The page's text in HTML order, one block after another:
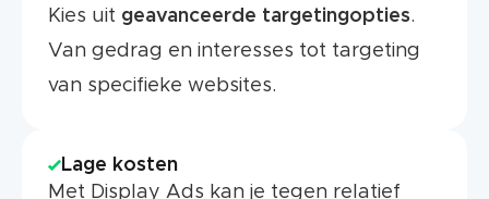
Kies uit geavanceerde targetingopties.
Van gedrag en interesses tot targeting
van specifieke websites.
Lage kosten
Met Display Ads kan je tegen relatief